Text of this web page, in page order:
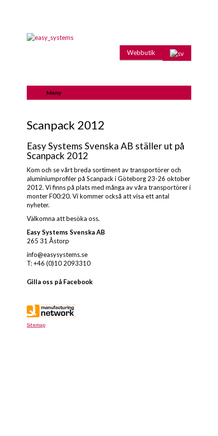
Webbutik
Meny
Scanpack 2012
Easy Systems Svenska AB ställer ut på
Scanpack 2012
Kom och se vårt breda sortiment av transportörer och
aluminiumprofiler på Scanpack i Göteborg 23-26 oktober
2012. Vi finns på plats med många av våra transportörer i
monter F00:20. Vi kommer också att visa ett antal
nyheter.
Välkomna att besöka oss.
Easy Systems Svenska AB
265 31 Åstorp
info@easysystems.se
T: +46 (0)10 2093310
Gilla oss på Facebook
Sitemap